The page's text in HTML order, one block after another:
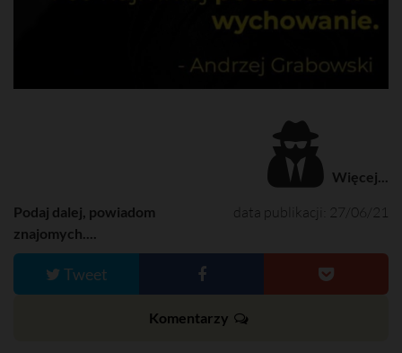
Więcej...
data publikacji: 27/06/21
Podaj dalej, powiadom
znajomych....
Tweet
Komentarzy